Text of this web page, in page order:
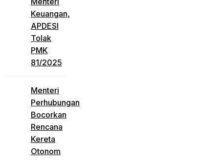
Keuangan,
APDESI
Tolak
PMK
81/2025
Menteri
Perhubungan
Bocorkan
Rencana
Kereta
Otonom